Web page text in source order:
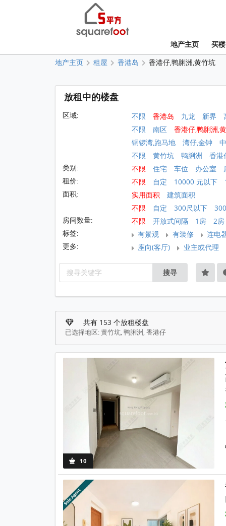
地产主页 买楼
地产主页 租屋 香港岛 香港仔,鸭脷洲,黄竹坑
放租中的楼盘
区域: 不限 香港岛 九龙 新界
不限
南区
香港仔,鸭脷洲,
铜锣湾,跑马地
湾仔,金钟
不限
黄竹坑 鸭脷洲
香港
类别:
不限 住宅 车位 办公室
租价:
不限 自定 10000 元以下
面积:
实用面积
建筑面积
不限
自定 300尺以下
房间数量:
不限 开放式间隔 1房
2房
标签:
有景观 有装修
连电
更多:
座向(客厅) 业主或代理
搜寻
共有 153 个放租楼盘
已选择地区: 黄竹坑, 鸭脷洲, 香港仔
10